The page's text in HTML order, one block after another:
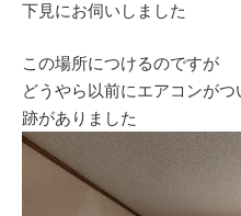
下見にお伺いしました
この場所につけるのですが
どうやら以前にエアコンが
跡がありました